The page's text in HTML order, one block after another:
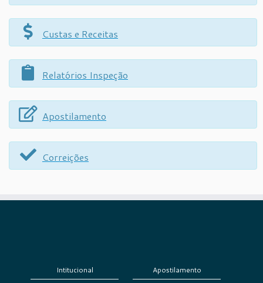
Custas e Receitas
Relatórios Inspeção
Apostilamento
Correições
Intitucional Apostilamento